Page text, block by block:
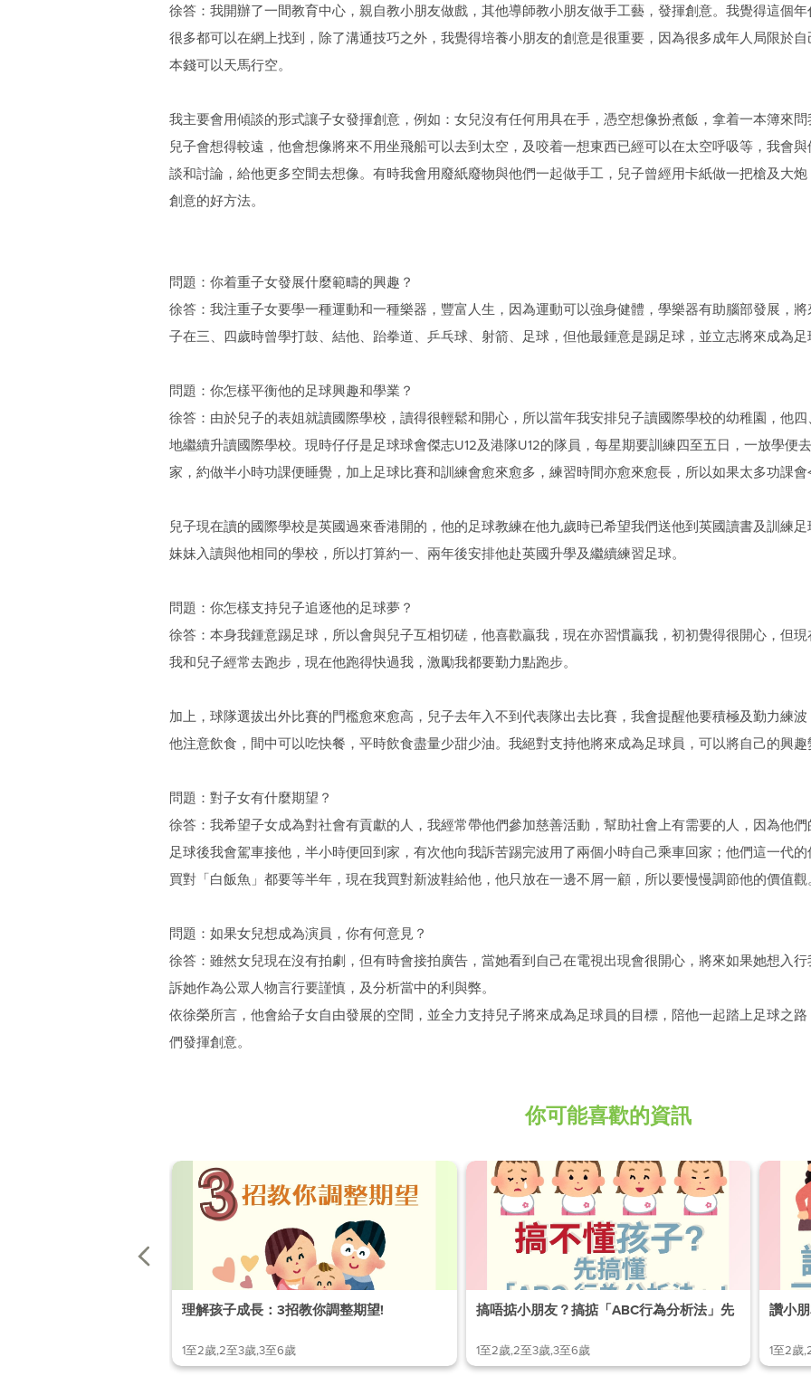
徐答：我開辦了一間教育中心，親自教小朋友做戲，其他導師教小朋友做手工藝，發揮創意。我覺得這個
很多都可以在網上找到，除了溝通技巧之外，我覺得培養小朋友的創意是很重要，因為很多成年人局限於
本錢可以天馬行空。
我主要會用傾談的形式讓子女發揮創意，例如：女兒沒有任何用具在手，憑空想像扮煮飯，拿着一本簿來
兒子會想得較遠，他會想像將來不用坐飛船可以去到太空，及咬着一想東西已經可以在太空呼吸等，我會
談和討論，給他更多空間去想像。有時我會用廢紙廢物與他們一起做手工，兒子曾經用卡紙做一把槍及大
創意的好方法。
問題：你着重子女發展什麼範疇的興趣？
徐答：我注重子女要學一種運動和一種樂器，豐富人生，因為運動可以強身健體，學樂器有助腦部發展，
子在三、四歲時曾學打鼓、結他、跆拳道、乒乓球、射箭、足球，但他最鍾意是踢足球，並立志將來成為足
問題：你怎樣平衡他的足球興趣和學業？
徐答：由於兒子的表姐就讀國際學校，讀得很輕鬆和開心，所以當年我安排兒子讀國際學校的幼稚園，他
地繼續升讀國際學校。現時仔仔是足球球會傑志U12及港隊U12的隊員，每星期要訓練四至五日，一放學便
家，約做半小時功課便睡覺，加上足球比賽和訓練會愈來愈多，練習時間亦愈來愈長，所以如果太多功課會
兒子現在讀的國際學校是英國過來香港開的，他的足球教練在他九歲時已希望我們送他到英國讀書及訓練
妹妹入讀與他相同的學校，所以打算約一、兩年後安排他赴英國升學及繼續練習足球。
問題：你怎樣支持兒子追逐他的足球夢？
徐答：本身我鍾意踢足球，所以會與兒子互相切磋，他喜歡贏我，現在亦習慣贏我，初初覺得很開心，但現
我和兒子經常去跑步，現在他跑得快過我，激勵我都要勤力點跑步。
加上，球隊選拔出外比賽的門檻愈來愈高，兒子去年入不到代表隊出去比賽，我會提醒他要積極及勤力練
他注意飲食，間中可以吃快餐，平時飲食盡量少甜少油。我絕對支持他將來成為足球員，可以將自己的興趣
問題：對子女有什麼期望？
徐答：我希望子女成為對社會有貢獻的人，我經常帶他們參加慈善活動，幫助社會上有需要的人，因為他
足球後我會駕車接他，半小時便回到家，有次他向我訴苦踢完波用了兩個小時自己乘車回家；他們這一代
買對「白飯魚」都要等半年，現在我買對新波鞋給他，他只放在一邊不屑一顧，所以要慢慢調節他的價值觀。
問題：如果女兒想成為演員，你有何意見？
徐答：雖然女兒現在沒有拍劇，但有時會接拍廣告，當她看到自己在電視出現會很開心，將來如果她想入
訴她作為公眾人物言行要謹慎，及分析當中的利與弊。
依徐榮所言，他會給子女自由發展的空間，並全力支持兒子將來成為足球員的目標，陪他一起踏上足球之
們發揮創意。
你可能喜歡的資訊
理解孩子成長：3招教你調整期望!
1至2歲,2至3歲,3至6歲
搞唔掂小朋友？搞掂「ABC行為分析法」先
1至2歲,2至3歲,3至6歲
讚小
1至2歲